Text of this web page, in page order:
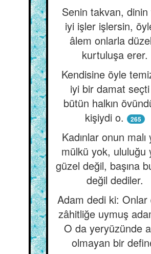
Senin takvan, dinin
iyi işler işlersin,
âlem onlarla
kurtuluşa erer.
Kendisine öyle
iyi bir damat
bütün halkın
kişiydi o.
265
Kadınlar onun malı
mülkü yok, ululuğu
güzel değil, başına
değil dediler.
Adam dedi ki: Onlar
zâhitliğe uymuş
O da yeryüzünde
olmayan bir